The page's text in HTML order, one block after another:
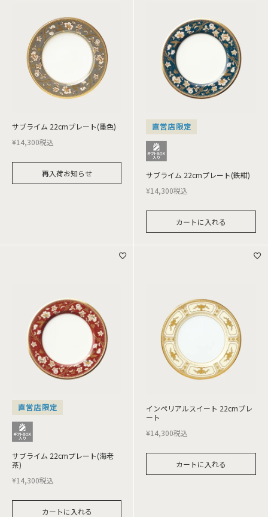
サブライム 22cmプレート(墨色)
¥14,300税込
再入荷お知らせ
直営店限定
サブライム 22cmプレート(鉄紺)
¥14,300税込
カートに入れる
直営店限定
サブライム 22cmプレート(海老
茶)
¥14,300税込
カートに入れる
インペリアルスイート 22cmプレ
ート
¥14,300税込
カートに入れる